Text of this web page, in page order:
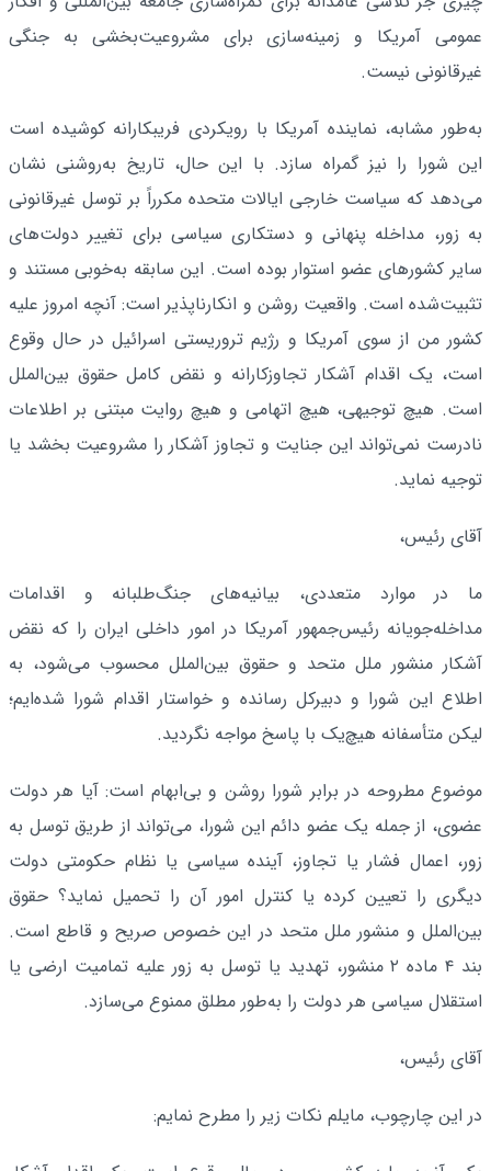
عمومی آمریکا و زمینه‌سازی برای مشروعیت‌بخشی به جنگی
غیرقانونی نیست.
به‌طور مشابه، نماینده آمریکا با رویکردی فریبکارانه کوشیده است
این شورا را نیز گمراه سازد. با این حال، تاریخ به‌روشنی نشان
می‌دهد که سیاست خارجی ایالات متحده مکرراً بر توسل غیرقانونی
به زور، مداخله پنهانی و دستکاری سیاسی برای تغییر دولت‌های
سایر کشورهای عضو استوار بوده است. این سابقه به‌خوبی مستند و
تثبیت‌شده است. واقعیت روشن و انکارناپذیر است: آنچه امروز علیه
کشور من از سوی آمریکا و رژیم تروریستی اسرائیل در حال وقوع
است، یک اقدام آشکار تجاوزکارانه و نقض کامل حقوق بین‌الملل
است. هیچ توجیهی، هیچ اتهامی و هیچ روایت مبتنی بر اطلاعات
نادرست نمی‌تواند این جنایت و تجاوز آشکار را مشروعیت بخشد یا
توجیه نماید.
آقای رئیس،
ما در موارد متعددی، بیانیه‌های جنگ‌طلبانه و اقدامات
مداخله‌جویانه رئیس‌جمهور آمریکا در امور داخلی ایران را که نقض
آشکار منشور ملل متحد و حقوق بین‌الملل محسوب می‌شود، به
اطلاع این شورا و دبیرکل رسانده و خواستار اقدام شورا شده‌ایم؛
لیکن متأسفانه هیچ‌یک با پاسخ مواجه نگردید.
موضوع مطروحه در برابر شورا روشن و بی‌ابهام است: آیا هر دولت
عضوی، از جمله یک عضو دائم این شورا، می‌تواند از طریق توسل به
زور، اعمال فشار یا تجاوز، آینده سیاسی یا نظام حکومتی دولت
دیگری را تعیین کرده یا کنترل امور آن را تحمیل نماید؟ حقوق
بین‌الملل و منشور ملل متحد در این خصوص صریح و قاطع است.
بند ۴ ماده ۲ منشور، تهدید یا توسل به زور علیه تمامیت ارضی یا
استقلال سیاسی هر دولت را به‌طور مطلق ممنوع می‌سازد.
آقای رئیس،
در این چارچوب، مایلم نکات زیر را مطرح نمایم: